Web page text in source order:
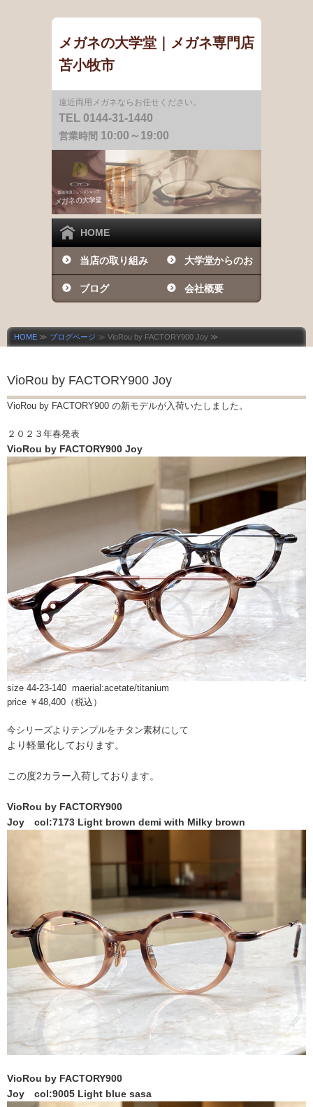
メガネの大学堂｜メガネ専門店
苫小牧市
遠近両用メガネならお任せください。
TEL 0144-31-1440
営業時間 10:00～19:00
HOME
当店の取り組み 大学堂からのお
知らせ
ブログ 会社概要
HOME ≫ ブログページ ≫ VioRou by FACTORY900 Joy ≫
VioRou by FACTORY900 Joy
VioRou by FACTORY900 の新モデルが入荷いたしました。
２０２３年春発表
VioRou by FACTORY900 Joy
size 44-23-140 maerial:acetate/titanium
price ￥48,400（税込）
今シリーズよりテンプルをチタン素材にして
より軽量化しております。
この度2カラー入荷しております。
VioRou by FACTORY900
Joy col:7173 Light brown demi with Milky brown
VioRou by FACTORY900
Joy col:9005 Light blue sasa